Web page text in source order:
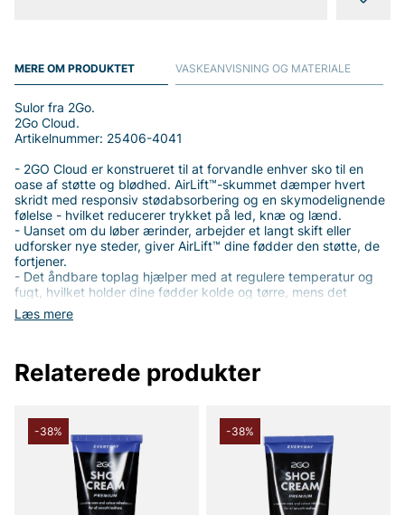
MERE OM PRODUKTET
Læs mere
Sulor fra 2Go.
2Go Cloud.
Artikelnummer: 25406-4041
- 2GO Cloud er konstrueret til at forvandle enhver sko til en
oase af støtte og blødhed. AirLift™-skummet dæmper hvert
skridt med responsiv stødabsorbering og en skymodelignende
følelse - hvilket reducerer trykket på led, knæ og lænd.
- Uanset om du løber ærinder, arbejder et langt skift eller
udforsker nye steder, giver AirLift™ dine fødder den støtte, de
fortjener.
- Det åndbare toplag hjælper med at regulere temperatur og
fugt, hvilket holder dine fødder kolde og tørre, mens det
ergonomiske fodbue og hælkontur giver målrettet støtte og
opretholder en naturlig positionering.
2Go Cloud fra Goodstep er konstrueret til at forvandle enhver
sko til en oase af støtte og blødhed. AirLift™-skummet giver
hvert skridt, hvilket hjælper med at reducere trykket på led,
knæ og lænd. Uanset om du løber ærinder, arbejder et langt
skift eller udforsker nye steder, giver 2Go Cloud fødderne den
støtte, de fortjener. Det åndbare toplag arbejder med kroppens
sved- og temperaturregulering, så fødderne forbliver kolde og
tørre, samtidig med at det ergonomiske fodbue og hælkontur
giver målrettet støtte og opretholder en naturlig fodposition.
VASKEANVISNING OG MATERIALE
Relaterede produkter
-38% -38%